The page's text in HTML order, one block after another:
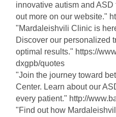
innovative autism and
out more on our website."
"Mardaleishvili Clinic is
Discover our personalized
optimal results." https://
dxgpb/quotes
"Join the journey toward
Center. Learn about our
every patient." http://
"Find out how